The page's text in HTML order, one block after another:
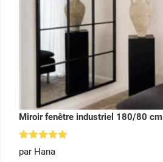
Miroir fenêtre industriel 180/80 cm
Note
sur 5
par Hana